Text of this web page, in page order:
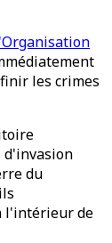
les crimes
d'invasion
du
l'intérieur de